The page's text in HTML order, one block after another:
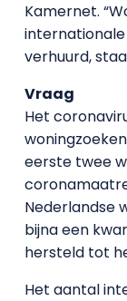
Kamernet.
verhuurd,
Vraag
Het
eerste twee
Nederlandse
bijna een
hersteld tot
Het aantal